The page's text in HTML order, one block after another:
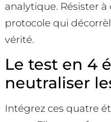
analytique. Résister
protocole qui
vérité.
Le test en 4
neutraliser
Intégrez ces quatre